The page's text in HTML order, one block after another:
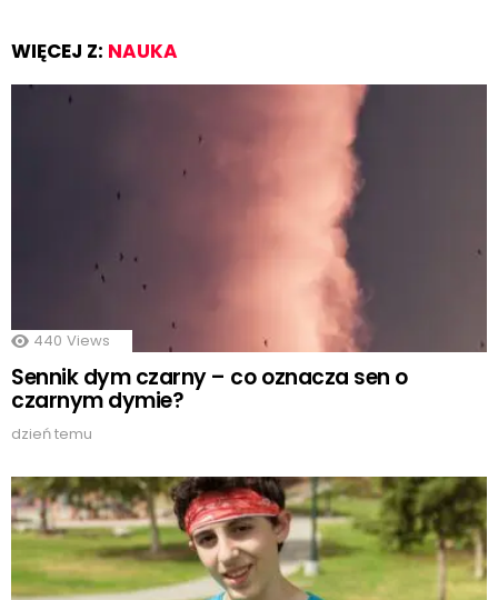
WIĘCEJ Z: NAUKA
440 Views
Sennik dym czarny – co oznacza sen o
czarnym dymie?
dzień temu